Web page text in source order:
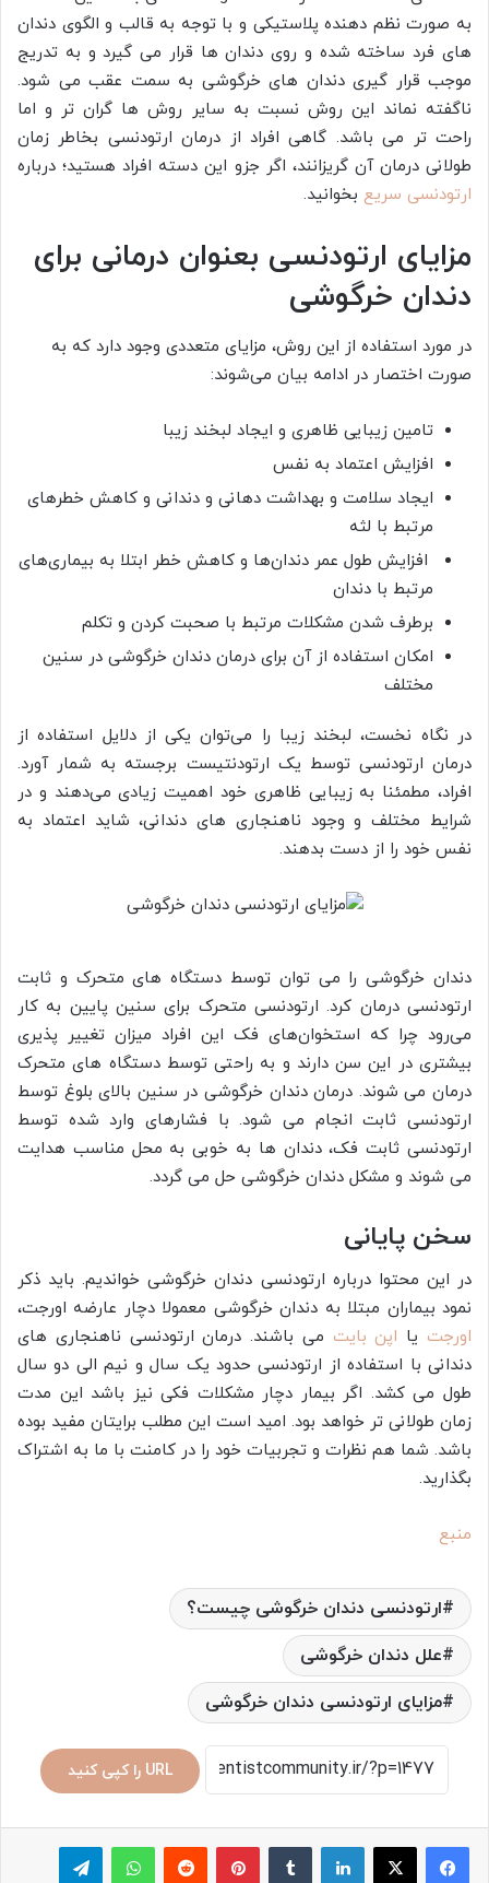
به صورت نظم دهنده پلاستیکی و با توجه به قالب و الگوی دندان
های فرد ساخته شده و روی دندان ها قرار می گیرد و به تدریج
موجب قرار گیری دندان های خرگوشی به سمت عقب می شود.
ناگفته نماند این روش نسبت به سایر روش ها گران تر و اما
راحت تر می باشد. گاهی افراد از درمان ارتودنسی بخاطر زمان
طولانی درمان آن گریزانند، اگر جزو این دسته افراد هستید؛ درباره
ارتودنسی سریع بخوانید.
مزایای ارتودنسی بعنوان درمانی برای
دندان خرگوشی
در مورد استفاده از این روش، مزایای متعددی وجود دارد که به
صورت اختصار در ادامه بیان می‌شوند:
تامین زیبایی ظاهری و ایجاد لبخند زیبا
افزایش اعتماد به نفس
ایجاد سلامت و بهداشت دهانی و دندانی و کاهش خطرهای
مرتبط با لثه
افزایش طول عمر دندان‌ها و کاهش خطر ابتلا به بیماری‌های
مرتبط با دندان
برطرف شدن مشکلات مرتبط با صحبت کردن و تکلم
امکان استفاده از آن برای درمان دندان خرگوشی در سنین
مختلف
در نگاه نخست، لبخند زیبا را می‌توان یکی از دلایل استفاده از
درمان ارتودنسی توسط یک ارتودنتیست برجسته به شمار آورد.
افراد، مطمئنا به زیبایی ظاهری خود اهمیت زیادی می‌دهند و در
شرایط مختلف و وجود ناهنجاری‌ های دندانی، شاید اعتماد به
نفس خود را از دست بدهند.
دندان خرگوشی را می توان توسط دستگاه های متحرک و ثابت
ارتودنسی درمان کرد. ارتودنسی متحرک برای سنین پایین به کار
می‌رود چرا که استخوان‌های فک این افراد میزان تغییر پذیری
بیشتری در این سن دارند و به راحتی توسط دستگاه های متحرک
درمان می شوند. درمان دندان خرگوشی در سنین بالای بلوغ توسط
ارتودنسی ثابت انجام می شود. با فشارهای وارد شده توسط
ارتودنسی ثابت فک، دندان‌ ها به خوبی به محل مناسب هدایت
می شوند و مشکل دندان خرگوشی حل می گردد.
سخن پایانی
در این محتوا درباره ارتودنسی دندان خرگوشی خواندیم. باید ذکر
نمود بیماران مبتلا به دندان خرگوشی معمولا دچار عارضه اورجت،
اورجت یا اپن بایت می باشند. درمان ارتودنسی ناهنجاری های
دندانی با استفاده از ارتودنسی حدود یک سال و نیم الی دو سال
طول می کشد. اگر بیمار دچار مشکلات فکی نیز باشد این مدت
زمان طولانی تر خواهد بود. امید است این مطلب برایتان مفید بوده
باشد. شما هم نظرات و تجربیات خود را در کامنت با ما به اشتراک
بگذارید.
منبع
ارتودنسی دندان خرگوشی چیست؟
علل دندان خرگوشی
مزایای ارتودنسی دندان خرگوشی
URL را کپی کنید
لینکدین ‫تامبلر پینترست‫رددیت واتس آپ تلگرام